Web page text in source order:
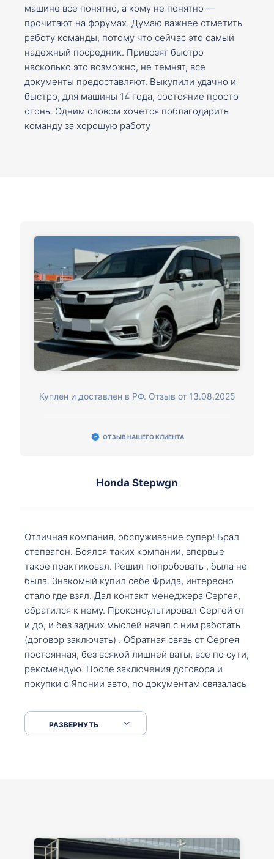
машине все понятно, а кому не понятно —
прочитают на форумах. Думаю важнее отметить
работу команды, потому что сейчас это самый
надежный посредник. Привозят быстро
насколько это возможно, не темнят, все
документы предоставляют. Выкупили удачно и
быстро, для машины 14 года, состояние просто
огонь. Одним словом хочется поблагодарить
команду за хорошую работу
Куплен и доставлен в РФ. Отзыв от 13.08.2025
ОТЗЫВ НАШЕГО КЛИЕНТА
Honda Stepwgn
Отличная компания, обслуживание супер! Брал
степвагон. Боялся таких компании, впервые
такое практиковал. Решил попробовать , была не
была. Знакомый купил себе Фрида, интересно
стало где взял. Дал контакт менеджера Сергея,
обратился к нему. Проконсультировал Сергей от
и до, и без задних мыслей начал с ним работать
(договор заключать) . Обратная связь от Сергея
постоянная, без всякой лишней ваты, все по сути,
рекомендую. После заключения договора и
покупки с Японии авто, по документам связалась
что заполнить, куда зайти, образцы и т.д. После
приехал за авто. Меня тепло встретили Сергей с
РАЗВЕРНУТЬ